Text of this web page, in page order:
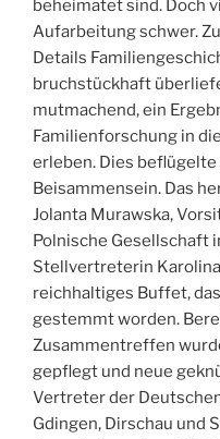
beheimatet sind. Doch
Aufarbeitung schwer.
Details
bruchstückhaft
mutmachend, ein
Familienforschung in
erleben. Dies
Beisammensein. Das
Jolanta Murawska,
Polnische Gesellschaft
Stellvertreterin
reichhaltiges Buffet,
gestemmt worden.
Zusammentreffen
gepflegt und neue
Vertreter der
Gdingen, Dirschau und